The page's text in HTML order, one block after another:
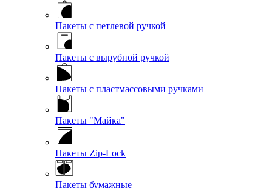
Пакеты с петлевой ручкой
Пакеты с вырубной ручкой
Пакеты с пластмассовыми ручками
Пакеты "Майка"
Пакеты Zip-Lock
Пакеты бумажные